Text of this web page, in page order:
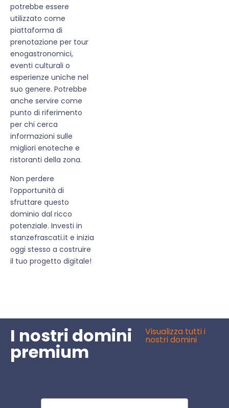
potrebbe essere
utilizzato come
piattaforma di
prenotazione per tour
enogastronomici,
eventi culturali o
esperienze uniche nel
suo genere. Potrebbe
anche servire come
punto di riferimento
per chi cerca
informazioni sulle
migliori enoteche e
ristoranti della zona.
Non perdere
l’opportunità di
sfruttare questo
dominio dal ricco
potenziale. Investi in
stanzefrascati.it e inizia
oggi stesso a costruire
il tuo progetto digitale!
I nostri domini
premium
Visualizza tutti i
nostri domini